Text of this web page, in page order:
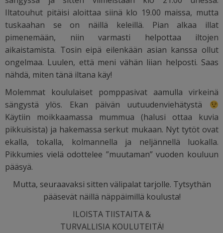
Iltatouhut pitäisi aloittaa siinä klo 19.00 maissa, mutta
tuskaahan se on näillä keleillä. Pian alkaa illat
pimenemään, niin varmasti helpottaa iltojen
aikaistamista. Tosin eipä eilenkään asian kanssa ollut
ongelmaa. Luulen, että meni vähän liian helposti. Saas
nähdä, miten tänä iltana käy!
Molemmat koululaiset pomppasivat aamulla virkeinä
sängystä ylös. Ekan päivän uutuudenviehätystä
Käytiin moikkaamassa mummua (halusi ottaa kuvia
pikkuisista) ja hakemassa serkut mukaan. Nyt tytöt ovat
ekalla, tokalla, kolmannella ja neljännellä luokalla.
Pikkumies vielä odottelee ”muutaman” vuoden kouluun
pääsyä.
Mutta, seuraavaksi sitten välipalat tarjolle. Tytsythän
pääsevät näillä näppäimillä koulusta!
ILOISTA TIISTAITA &
TURVALLISIA KOULUTEITÄ!